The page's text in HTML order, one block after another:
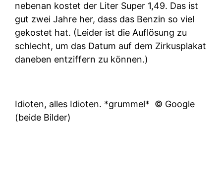
nebenan kostet der Liter Super 1,49. Das ist
gut zwei Jahre her, dass das Benzin so viel
gekostet hat. (Leider ist die Auflösung zu
schlecht, um das Datum auf dem Zirkusplakat
daneben entziffern zu können.)
Idioten, alles Idioten. *grummel* © Google
(beide Bilder)